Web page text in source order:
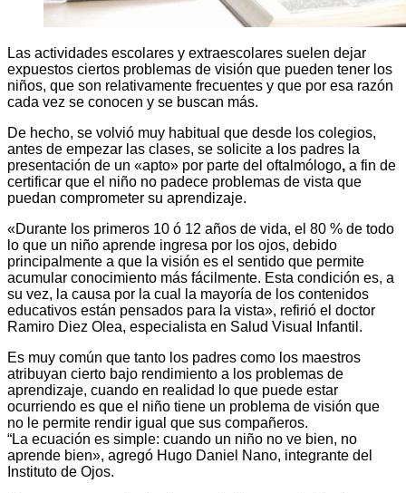
Las actividades escolares y extraescolares suelen dejar
expuestos ciertos problemas de visión que pueden tener los
niños, que son relativamente frecuentes y que por esa razón
cada vez se conocen y se buscan más.
De hecho, se volvió muy habitual que desde los colegios,
antes de empezar las clases, se solicite a los padres la
presentación de un «apto» por parte del oftalmólogo, a fin de
certificar que el niño no padece problemas de vista que
puedan comprometer su aprendizaje.
«Durante los primeros 10 ó 12 años de vida, el 80 % de todo
lo que un niño aprende ingresa por los ojos, debido
principalmente a que la visión es el sentido que permite
acumular conocimiento más fácilmente. Esta condición es, a
su vez, la causa por la cual la mayoría de los contenidos
educativos están pensados para la vista», refirió el doctor
Ramiro Diez Olea, especialista en Salud Visual Infantil.
Es muy común que tanto los padres como los maestros
atribuyan cierto bajo rendimiento a los problemas de
aprendizaje, cuando en realidad lo que puede estar
ocurriendo es que el niño tiene un problema de visión que
no le permite rendir igual que sus compañeros.
“La ecuación es simple: cuando un niño no ve bien, no
aprende bien», agregó Hugo Daniel Nano, integrante del
Instituto de Ojos.